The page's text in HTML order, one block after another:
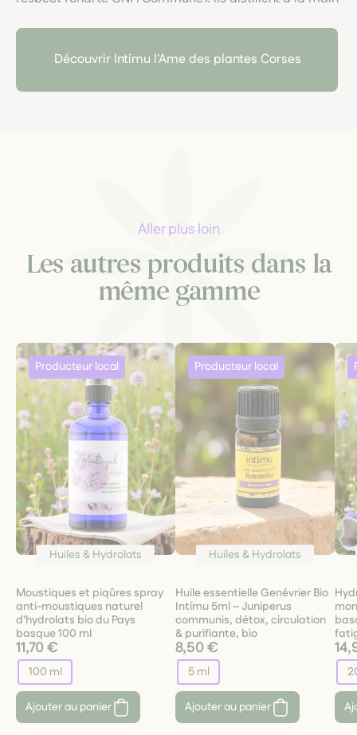
solvants, dans une démarche éthique et poétique, au
plus proche de la nature sauvage.
Découvrir Intimu l'Ame des plantes Corses
Aller plus loin
Les autres produits dans la
même gamme
Huiles & Hydrolats
Moustiques et piqûres spray
anti-moustiques naturel
d’hydrolats bio du Pays
basque 100 ml
11,70 €
100 ml
Ajouter au panier
Huiles & Hydrolats
Huile essentielle Genévrier Bio
Intímu 5ml – Juniperus
communis, détox, circulation
& purifiante, bio
8,50 €
5 ml
Ajouter au panier